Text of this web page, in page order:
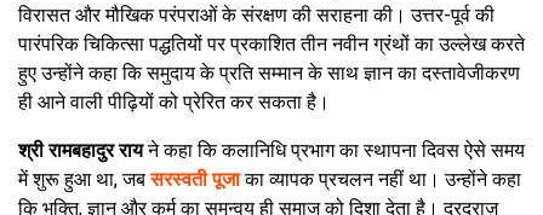
विरासत और मौखिक परंपराओं के संरक्षण की सराहना की। उत्तर-पूर्व की
पारंपरिक चिकित्सा पद्धतियों पर प्रकाशित तीन नवीन ग्रंथों का उल्लेख करते
हुए उन्होंने कहा कि समुदाय के प्रति सम्मान के साथ ज्ञान का दस्तावेजीकरण
ही आने वाली पीढ़ियों को प्रेरित कर सकता है।
श्री रामबहादुर रायने कहा कि कलानिधि प्रभाग का स्थापना दिवस ऐसे समय
में शुरू हुआ था, जबसरस्वती पूजाका व्यापक प्रचलन नहीं था। उन्होंने कहा
कि भक्ति, ज्ञान और कर्म का समन्वय ही समाज को दिशा देता है। दूरदराज़